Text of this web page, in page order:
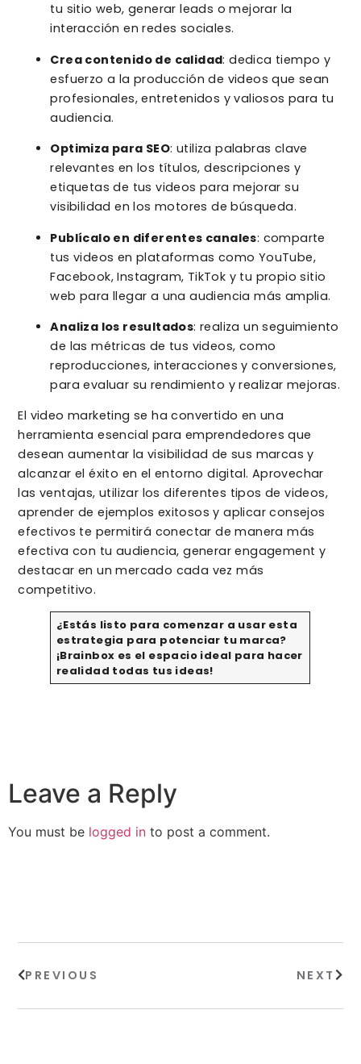
tu sitio web, generar leads o mejorar la
interacción en redes sociales.
Crea contenido de calidad: dedica tiempo y
esfuerzo a la producción de videos que sean
profesionales, entretenidos y valiosos para tu
audiencia.
Optimiza para SEO: utiliza palabras clave
relevantes en los títulos, descripciones y
etiquetas de tus videos para mejorar su
visibilidad en los motores de búsqueda.
Publícalo en diferentes canales: comparte
tus videos en plataformas como YouTube,
Facebook, Instagram, TikTok y tu propio sitio
web para llegar a una audiencia más amplia.
Analiza los resultados: realiza un seguimiento
de las métricas de tus videos, como
reproducciones, interacciones y conversiones,
para evaluar su rendimiento y realizar mejoras.
El video marketing se ha convertido en una
herramienta esencial para emprendedores que
desean aumentar la visibilidad de sus marcas y
alcanzar el éxito en el entorno digital. Aprovechar
las ventajas, utilizar los diferentes tipos de videos,
aprender de ejemplos exitosos y aplicar consejos
efectivos te permitirá conectar de manera más
efectiva con tu audiencia, generar engagement y
destacar en un mercado cada vez más
competitivo.
¿Estás listo para comenzar a usar esta
estrategia para potenciar tu marca?
¡Brainbox es el espacio ideal para hacer
realidad todas tus ideas!
Leave a Reply
You must be logged in to post a comment.
PREVIOUS NEXT